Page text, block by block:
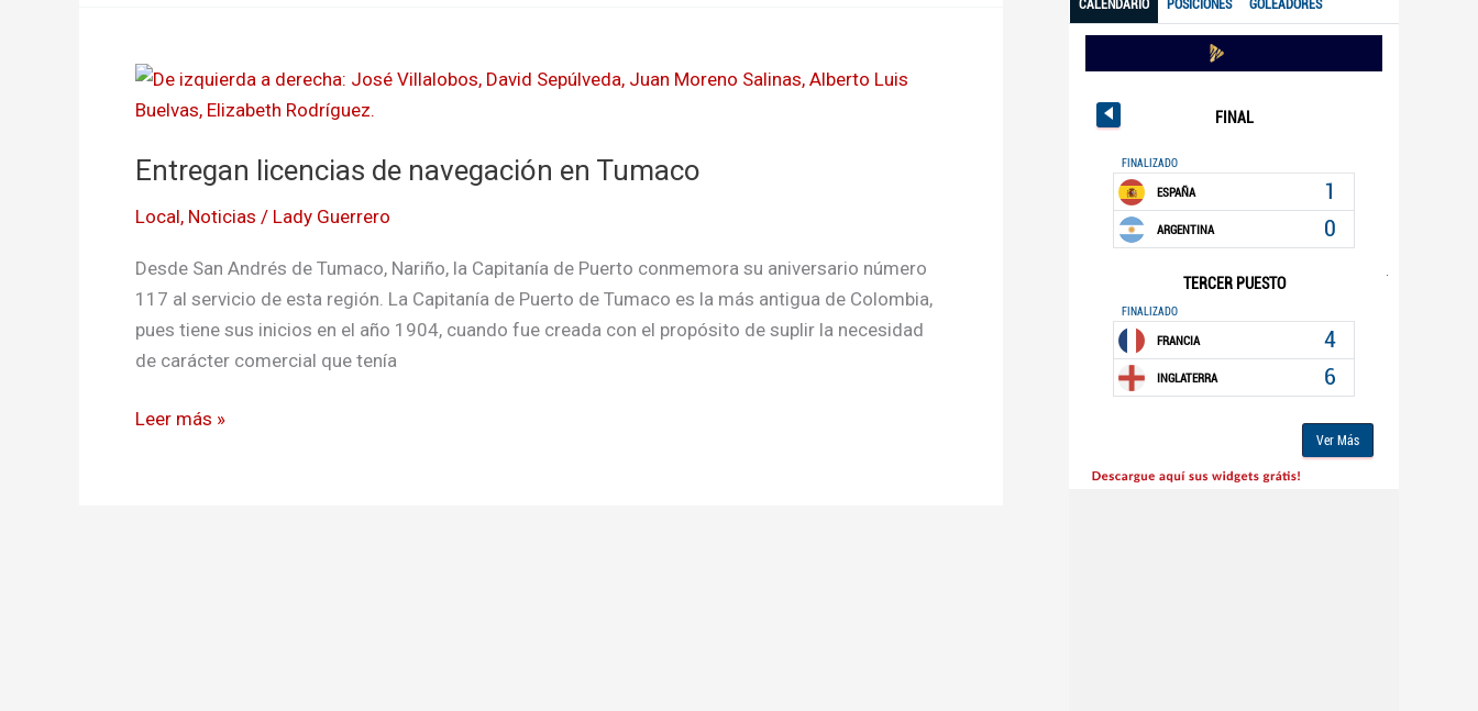
Entregan licencias de navegación en Tumaco
Local, Noticias / Lady Guerrero
Desde San Andrés de Tumaco, Nariño, la Capitanía de Puerto conmemora su aniversario número
117 al servicio de esta región. La Capitanía de Puerto de Tumaco es la más antigua de Colombia,
pues tiene sus inicios en el año 1904, cuando fue creada con el propósito de suplir la necesidad
de carácter comercial que tenía
Entregan
licencias
navegación
Tumaco
Leer más »